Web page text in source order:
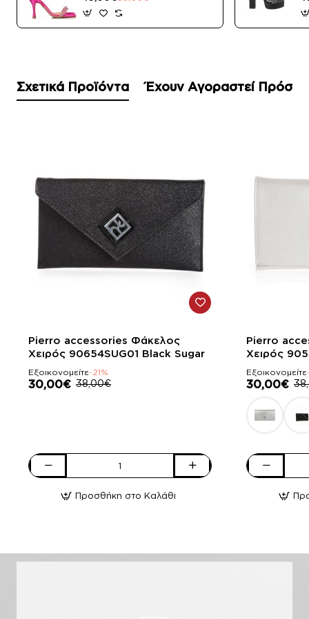
Σχετικά Προϊόντα Έχουν Αγοραστεί
-21%
Pierro accessories Φάκελος
Χειρός 90654SUG01 Black Sugar
Εξοικονομείτε-21%
30,00€ 38,00€
Pierro
Φάκελος Προσθήκη στο Καλάθι
-21%
Pierro
Χειρός
Εξοικονομείτε
30,00€
Pierro
Φάκελος